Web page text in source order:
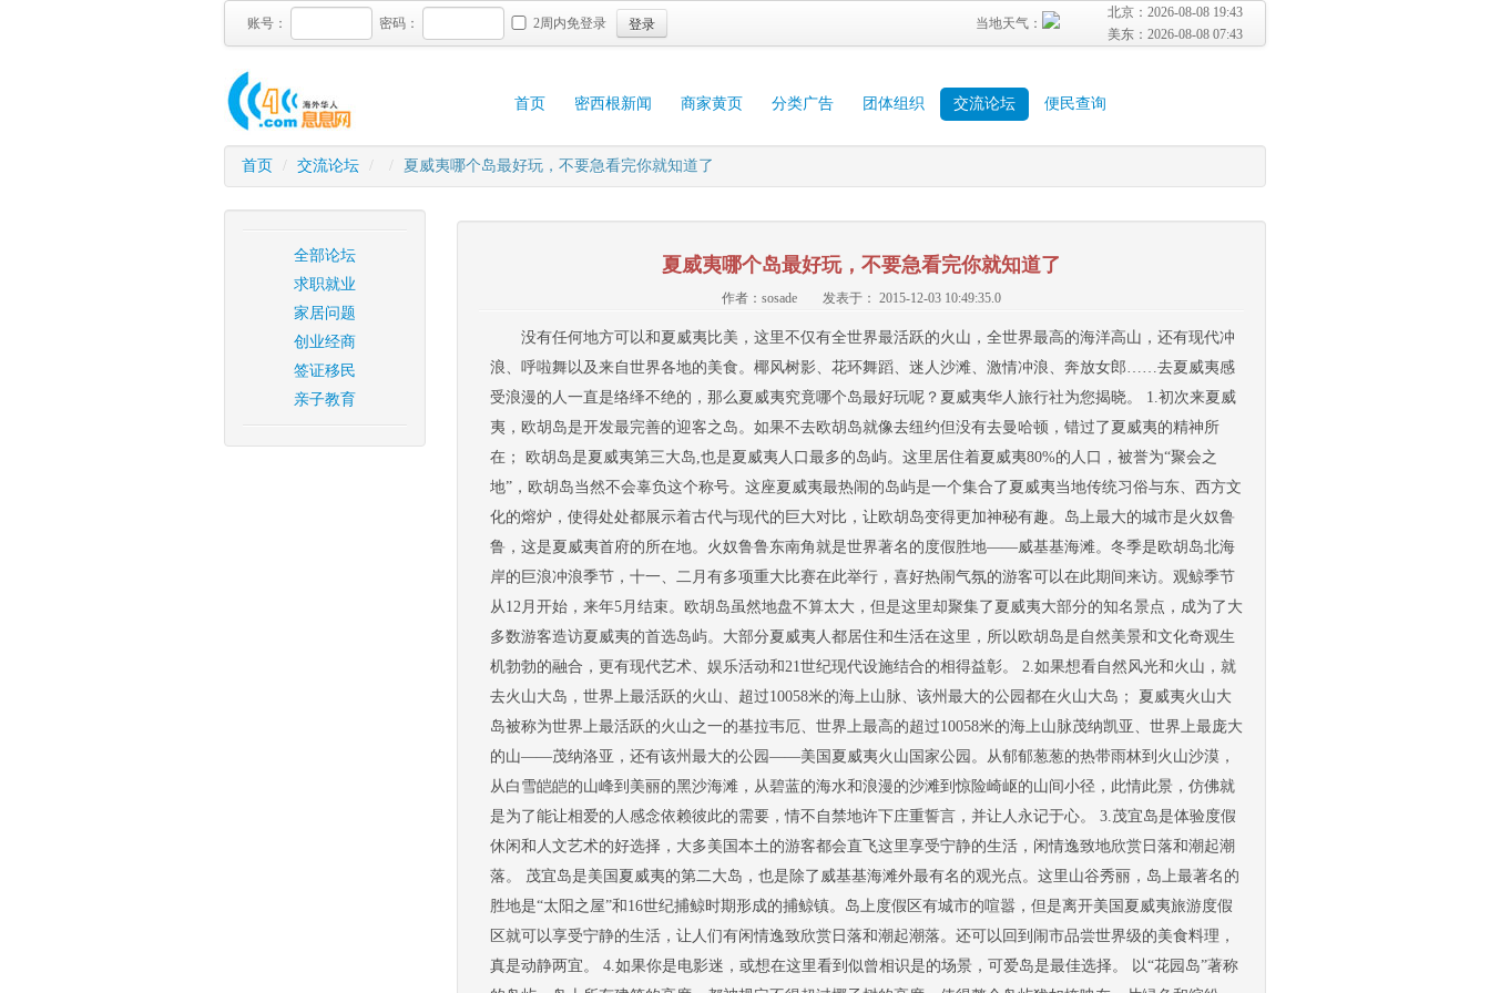
账号： 密码： 2周内免登录 登录
北京： 2026-08-08 19:43
美东： 2026-08-08 07:43
当地天气：
首页 密西根新闻 商家黄页 分类广告 团体组织 交流论坛 便民查询
首页 / 交流论坛 / / 夏威夷哪个岛最好玩，不要急看完你就知道了
全部论坛
求职就业
家居问题
创业经商
签证移民
亲子教育
夏威夷哪个岛最好玩，不要急看完你就知道了
作者：sosade 发表于： 2015-12-03 10:49:35.0
没有任何地方可以和夏威夷比美，这里不仅有全世界最活跃的火山，全世界最高的海洋高山，还有现代冲
浪、呼啦舞以及来自世界各地的美食。椰风树影、花环舞蹈、迷人沙滩、激情冲浪、奔放女郎……去夏威夷感
受浪漫的人一直是络绎不绝的，那么夏威夷究竟哪个岛最好玩呢？夏威夷华人旅行社为您揭晓。 1.初次来夏威
夷，欧胡岛是开发最完善的迎客之岛。如果不去欧胡岛就像去纽约但没有去曼哈顿，错过了夏威夷的精神所
在； 欧胡岛是夏威夷第三大岛,也是夏威夷人口最多的岛屿。这里居住着夏威夷80%的人口，被誉为“聚会之
地”，欧胡岛当然不会辜负这个称号。这座夏威夷最热闹的岛屿是一个集合了夏威夷当地传统习俗与东、西方文
化的熔炉，使得处处都展示着古代与现代的巨大对比，让欧胡岛变得更加神秘有趣。岛上最大的城市是火奴鲁
鲁，这是夏威夷首府的所在地。火奴鲁鲁东南角就是世界著名的度假胜地——威基基海滩。冬季是欧胡岛北海
岸的巨浪冲浪季节，十一、二月有多项重大比赛在此举行，喜好热闹气氛的游客可以在此期间来访。观鲸季节
从12月开始，来年5月结束。欧胡岛虽然地盘不算太大，但是这里却聚集了夏威夷大部分的知名景点，成为了大
多数游客造访夏威夷的首选岛屿。大部分夏威夷人都居住和生活在这里，所以欧胡岛是自然美景和文化奇观生
机勃勃的融合，更有现代艺术、娱乐活动和21世纪现代设施结合的相得益彰。 2.如果想看自然风光和火山，就
去火山大岛，世界上最活跃的火山、超过10058米的海上山脉、该州最大的公园都在火山大岛； 夏威夷火山大
岛被称为世界上最活跃的火山之一的基拉韦厄、世界上最高的超过10058米的海上山脉茂纳凯亚、世界上最庞大
的山——茂纳洛亚，还有该州最大的公园——美国夏威夷火山国家公园。从郁郁葱葱的热带雨林到火山沙漠，
从白雪皑皑的山峰到美丽的黑沙海滩，从碧蓝的海水和浪漫的沙滩到惊险崎岖的山间小径，此情此景，仿佛就
是为了能让相爱的人感念依赖彼此的需要，情不自禁地许下庄重誓言，并让人永记于心。 3.茂宜岛是体验度假
休闲和人文艺术的好选择，大多美国本土的游客都会直飞这里享受宁静的生活，闲情逸致地欣赏日落和潮起潮
落。 茂宜岛是美国夏威夷的第二大岛，也是除了威基基海滩外最有名的观光点。这里山谷秀丽，岛上最著名的
胜地是“太阳之屋”和16世纪捕鲸时期形成的捕鲸镇。岛上度假区有城市的喧嚣，但是离开美国夏威夷旅游度假
区就可以享受宁静的生活，让人们有闲情逸致欣赏日落和潮起潮落。还可以回到闹市品尝世界级的美食料理，
真是动静两宜。 4.如果你是电影迷，或想在这里看到似曾相识是的场景，可爱岛是最佳选择。 以“花园岛”著称